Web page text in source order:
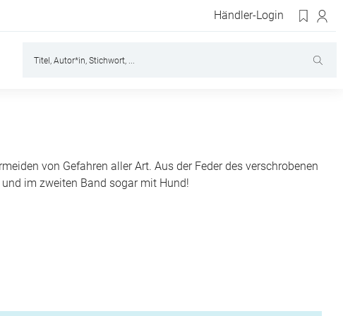
Händler-Login
von Gefahren aller Art. Aus der Feder des verschrobenen
im zweiten Band sogar mit Hund!